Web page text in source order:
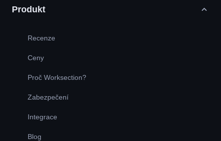
Produkt
Recenze
Ceny
Proč Worksection?
Zabezpečení
Integrace
Blog